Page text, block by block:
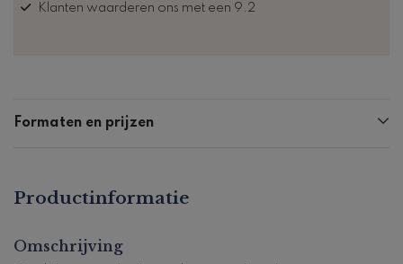
Klanten waarderen ons met een 9.2
Formaten en prijzen
Productinformatie
Omschrijving